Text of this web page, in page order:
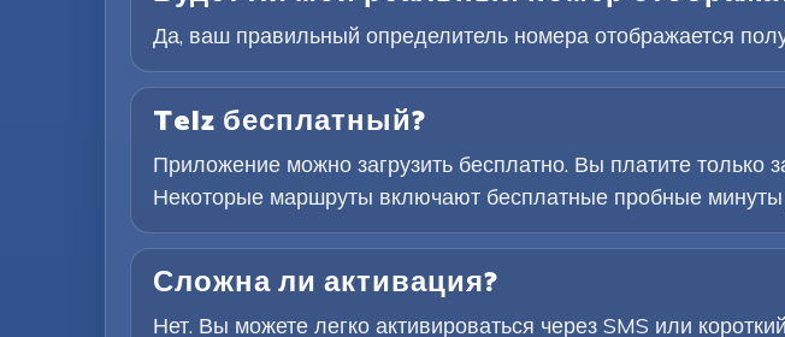
Да, ваш правильный определитель номера отображается
Telz бесплатный?
Приложение можно загрузить бесплатно. Вы платите
Некоторые маршруты включают бесплатные пробные
Сложна ли активация?
Нет. Вы можете легко активироваться через SMS или